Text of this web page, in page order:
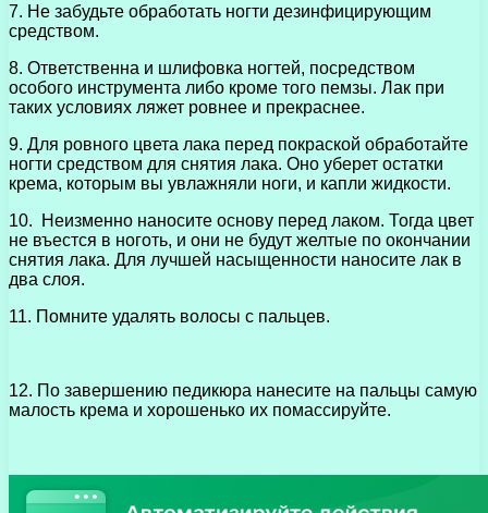
7. Не забудьте обработать ногти дезинфицирующим
средством.
8. Ответственна и шлифовка ногтей, посредством
особого инструмента либо кроме того пемзы. Лак при
таких условиях ляжет ровнее и прекраснее.
9. Для ровного цвета лака перед покраской обработайте
ногти средством для снятия лака. Оно уберет остатки
крема, которым вы увлажняли ноги, и капли жидкости.
10. Неизменно наносите основу перед лаком. Тогда цвет
не въестся в ноготь, и они не будут желтые по окончании
снятия лака. Для лучшей насыщенности наносите лак в
два слоя.
11. Помните удалять волосы с пальцев.
12. По завершению педикюра нанесите на пальцы самую
малость крема и хорошенько их помассируйте.